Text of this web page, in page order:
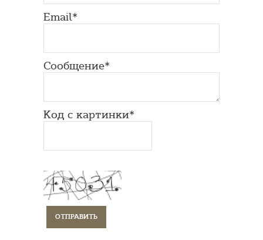
Email*
Сообщение*
Код с картинки*